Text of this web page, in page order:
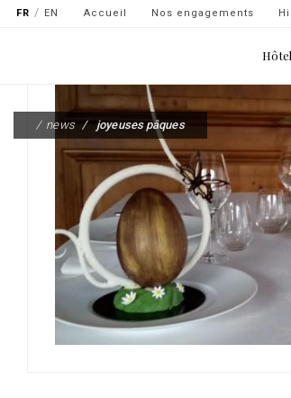
contenu
FR EN
Navigation
top
gauche
Accueil Nos engagements
navigation
news joyeuses pâques